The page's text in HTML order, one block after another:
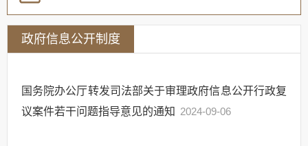
政府信息公开制度
国务院办公厅转发司法部关于审理政府信息公开行政复
议案件若干问题指导意见的通知 2024-09-06